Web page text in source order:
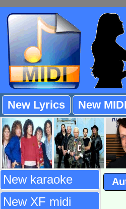
New Lyrics New
New karaoke
New XF midi